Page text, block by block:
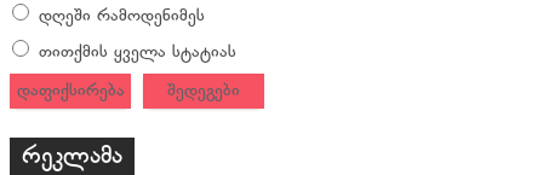
დღეში რამოდენიმეს
თითქმის ყველა სტატიას
დაფიქსირება
შედეგები
რეკლამა